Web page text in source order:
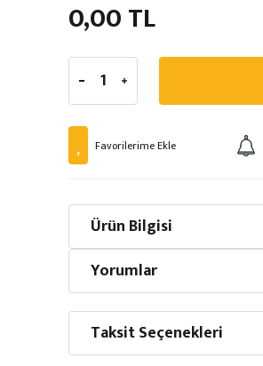
0,00 TL
Ürün Bilgisi
Yorumlar
Taksit Seçenekleri